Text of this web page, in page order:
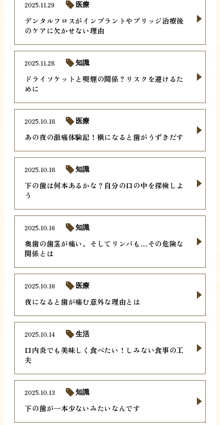
デンタルフロスがインプラントやブリッジ治療後
のケアに欠かせない理由
2025.11.29 医療
ドライソケットと喫煙の関係？リスクを避けるた
めに
2025.11.28 知識
あの夜の激痛体験記！横になると歯がうずきだす
2025.10.18 医療
下の歯は何本あるかな？自分の口の中を探検しよ
う
2025.10.18 知識
奥歯の歯茎が痛い、そしてリンパも…その危険な
関係とは
2025.10.16 知識
夜になると歯が痛む意外な理由とは
2025.10.16 医療
口内炎でも美味しく食べたい！しみない食事の工
夫
2025.10.14 生活
下の歯が一本少ないみたいなんです
2025.10.13 知識